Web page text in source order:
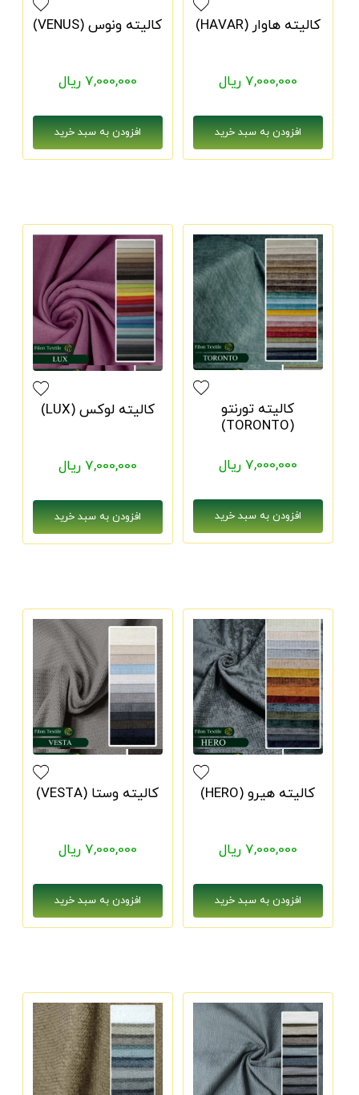
کالیته هاوار (HAVAR)
7,000,000 ریال
کالیته ونوس (VENUS)
7,000,000 ریال
کالیته تورنتو
(TORONTO)
7,000,000 ریال
کالیته لوکس (LUX)
7,000,000 ریال
کالیته هیرو (HERO)
7,000,000 ریال
کالیته وستا (VESTA)
7,000,000 ریال